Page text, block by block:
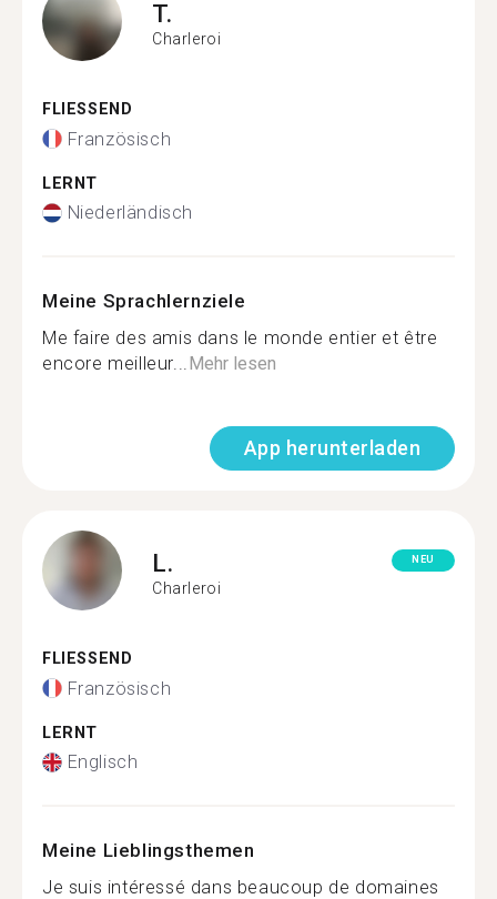
T.
Charleroi
FLIESSEND
Französisch
LERNT
Niederländisch
Meine Sprachlernziele
Me faire des amis dans le monde entier et être
encore meilleur...Mehr lesen
App herunterladen
L.
Charleroi
NEU
FLIESSEND
Französisch
LERNT
Englisch
Meine Lieblingsthemen
Je suis intéressé dans beaucoup de domaines